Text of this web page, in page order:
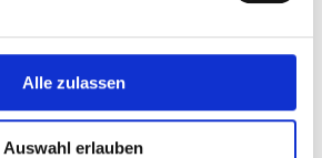
Alle zulassen
Auswahl erlauben